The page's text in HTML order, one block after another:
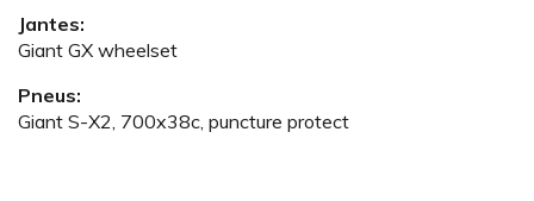
Jantes:
Giant GX wheelset
Pneus:
Giant S-X2, 700x38c, puncture protect